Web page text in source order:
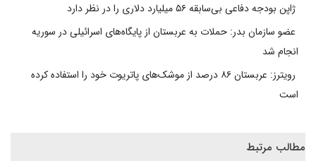
ژاپن بودجه دفاعی بی‌سابقه ۵۶ میلیارد دلاری را در نظر دارد
عضو سازمان بدر: حملات به عربستان از پایگاه‌های اسرائیلی در سوریه
انجام شد
رویترز: عربستان ۸۶ درصد از موشک‌های پاتریوت خود را استفاده کرده
است
مطالب مرتبط